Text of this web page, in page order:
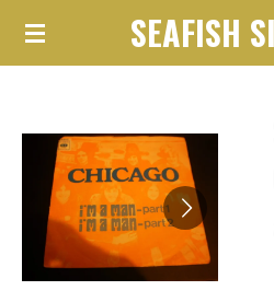
Ga
hoofdinhoud
SEAFISH